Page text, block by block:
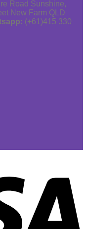
Road Sunshine,
New Farm QLD
(+61)415 330